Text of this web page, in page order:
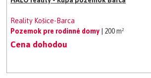
Reality Košice-Barca
Pozemok pre rodinné domy
| 200 m²
Cena dohodou